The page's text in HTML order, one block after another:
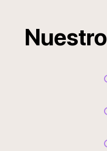
Nuestro